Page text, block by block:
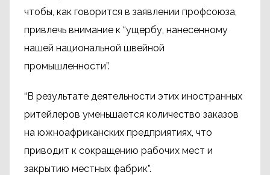
чтобы, как говорится в заявлении профсоюза,
привлечь внимание к “ущербу, нанесенному
нашей национальной швейной
промышленности”.
“В результате деятельности этих иностранных
ритейлеров уменьшается количество заказов
на южноафриканских предприятиях, что
приводит к сокращению рабочих мест и
закрытию местных фабрик”.